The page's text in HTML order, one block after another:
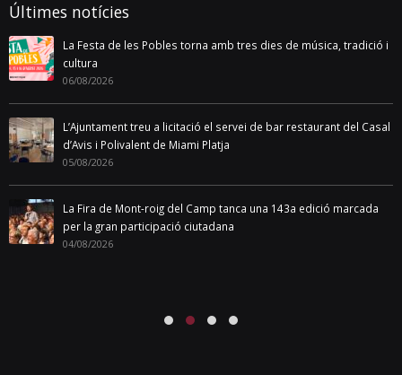
Últimes notícies
La Festa de les Pobles torna amb tres dies de música, tradició i
cultura
06/08/2026
L’Ajuntament treu a licitació el servei de bar restaurant del Casal
d’Avis i Polivalent de Miami Platja
05/08/2026
La Fira de Mont-roig del Camp tanca una 143a edició marcada
per la gran participació ciutadana
04/08/2026